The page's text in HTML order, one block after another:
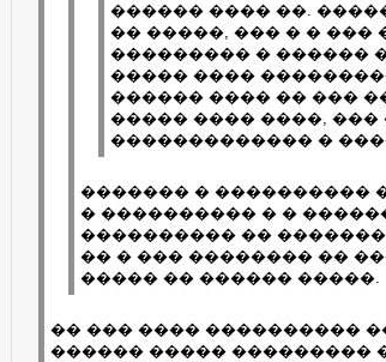
������ ���� ��.
�� �����, ��� � � ���
��������� � ������
����� ����
������ ���� �� ���
����� ���� ����,
������������� �
������� � ����������
� ���������� � �
���������� ��
�� � ��� �������� ��
����� �� ������ �����.
�� ��� ���� ����������
������ ����� ���������